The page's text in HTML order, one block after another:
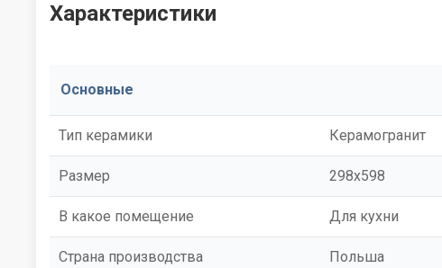
Характеристики
Основные
Тип керамики Керамогранит
Размер 298x598
В какое помещение Для кухни
Страна производства Польша